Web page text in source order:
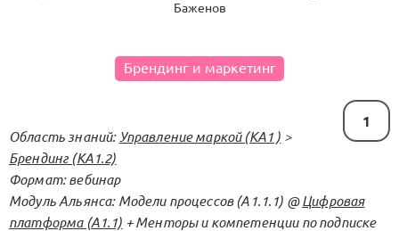
Баженов
Брендинг и маркетинг
1
Область знаний: Управление маркой (KA1 ) >
Брендинг (КА1.2)
Формат: вебинар
Модуль Альянса: Модели процессов (А1.1.1) @Цифровая
платформа (А1.1) + Менторы и компетенции по подписке